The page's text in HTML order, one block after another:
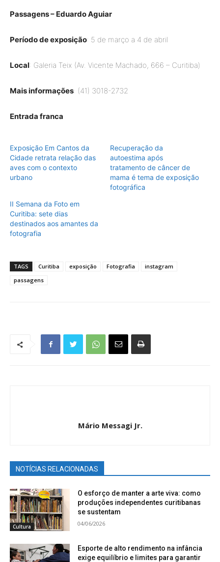
Passagens – Eduardo Aguiar
Período de exposição: 5 de março a 4 de abril
Local: Galeria Teix (Av. Vicente Machado, 666 – Curitiba)
Mais informações: (41) 3018-2732
Entrada franca
Exposição Em Cantos da
Cidade retrata relação das
aves com o contexto
urbano
Recuperação da
autoestima após
tratamento de câncer de
mama é tema de exposição
fotográfica
II Semana da Foto em
Curitiba: sete dias
destinados aos amantes da
fotografia
TAGS Curitiba exposição Fotografia
instagram
passagens
Mário Messagi Jr.
NOTÍCIAS RELACIONADAS
Cultura
O esforço de manter a arte viva: como
produções independentes curitibanas
se sustentam
04/06/2026
Esporte de alto rendimento na infância
exige equilíbrio e limites para garantir